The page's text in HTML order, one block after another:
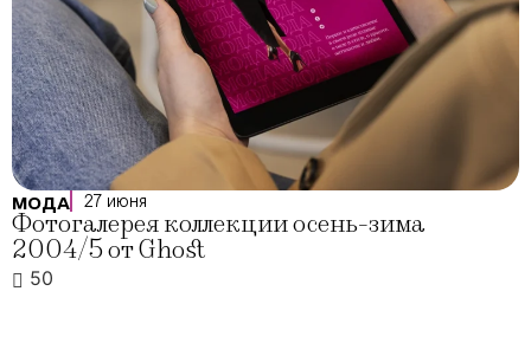
МОДА 27 июня
Фотогалерея коллекции осень-зима
2004/5 от Ghost
50